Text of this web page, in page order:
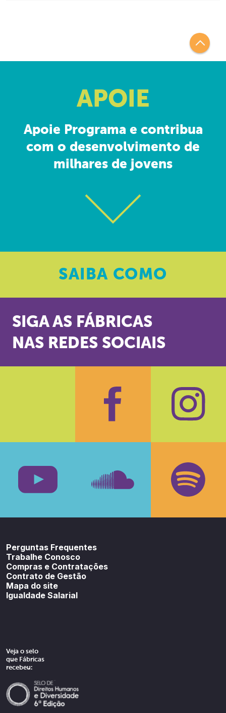
APOIE
Apoie Programa e contribua
com o desenvolvimento de
milhares de jovens
SAIBA COMO
SIGA AS FÁBRICAS
NAS REDES SOCIAIS
Facebook
Perguntas Frequentes
Trabalhe Conosco
Compras e Contratações
Contrato de Gestão
Mapa do site
Igualdade Salarial
Veja o selo
que Fábricas
recebeu: